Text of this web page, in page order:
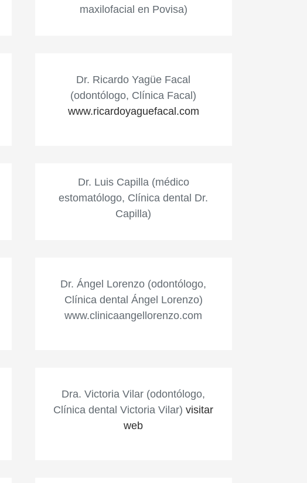
maxilofacial en Povisa)
Dr. Ricardo Yagüe Facal
(odontólogo, Clínica Facal)
www.ricardoyaguefacal.com
Dr. Luis Capilla (médico
estomatólogo, Clínica dental Dr.
Capilla)
Dr. Ángel Lorenzo (odontólogo,
Clínica dental Ángel Lorenzo)
www.clinicaangellorenzo.com
Dra. Victoria Vilar (odontólogo,
Clínica dental Victoria Vilar)visitar
web